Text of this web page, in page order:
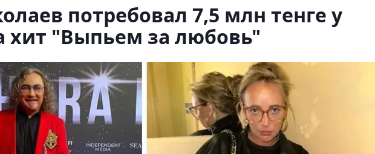
потребовал 7,5 млн тенге у
хит "Выпьем за любовь"